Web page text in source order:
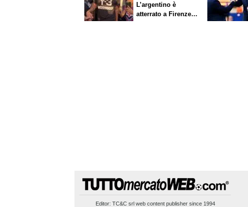
L’argentino è
atterrato a Firenze,
Editor: TC&C srl web content publisher since 1994